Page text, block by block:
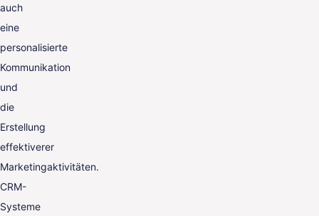
auch
eine
personalisierte
Kommunikation
und
die
Erstellung
effektiverer
Marketingaktivitäten.
CRM-
Systeme